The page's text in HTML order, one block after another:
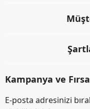
Kampanya ve
E-posta adresinizi